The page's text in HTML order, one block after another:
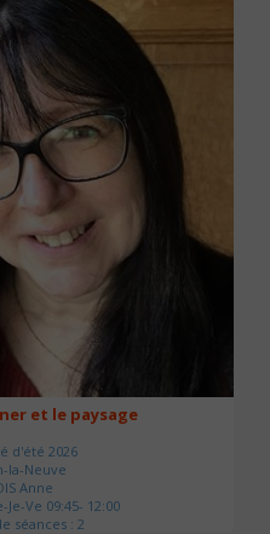
et le paysage
d'été 2026
la-Neuve
Anne
Ve 09:45- 12:00
séances : 2